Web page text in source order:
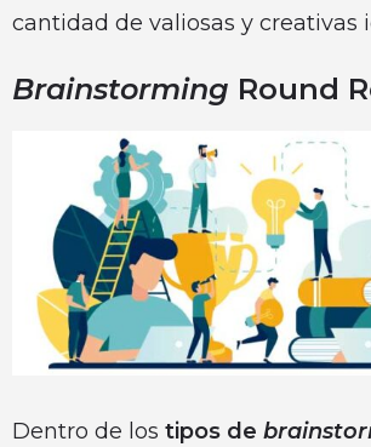
cantidad de valiosas y creativas
Brainstorming Round
Dentro de los tipos de